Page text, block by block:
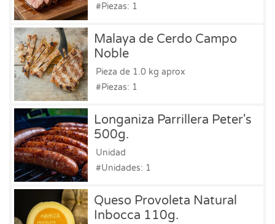
#Piezas: 1
Malaya de Cerdo Campo
Noble
Pieza de 1.0 kg aprox
#Piezas: 1
Longaniza Parrillera Peter's
500g.
Unidad
#Unidades: 1
Queso Provoleta Natural
Inbocca 110g.